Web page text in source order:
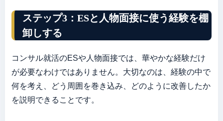
ステップ3：ESと人物面接に使う経験を棚
卸しする
コンサル就活のESや人物面接では、華やかな経験だけ
が必要なわけではありません。大切なのは、経験の中で
何を考え、どう周囲を巻き込み、どのように改善したか
を説明できることです。